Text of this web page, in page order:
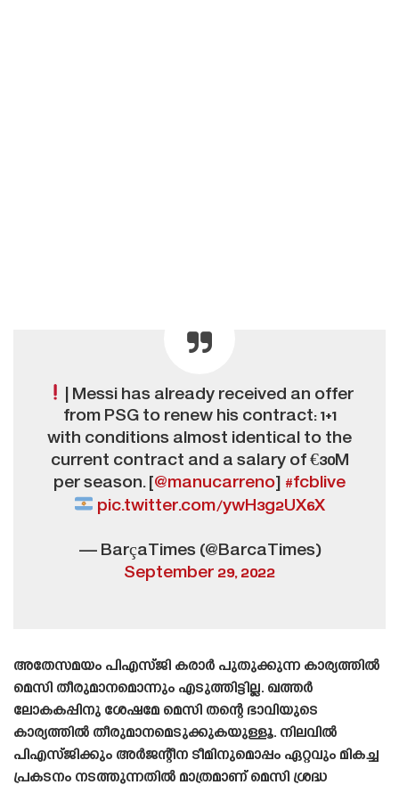
| Messi has already received an offer
from PSG to renew his contract: 1+1
with conditions almost identical to the
current contract and a salary of €30M
per season. [@manucarreno] #fcblive
pic.twitter.com/ywH3g2UX6X
— BarçaTimes (@BarcaTimes)
September 29, 2022
അതേസമയം പിഎസ്‌ജി കരാർ പുതുക്കുന്ന കാര്യത്തിൽ
മെസി തീരുമാനമൊന്നും എടുത്തിട്ടില്ല. ഖത്തർ
ലോകകപ്പിനു ശേഷമേ മെസി തന്റെ ഭാവിയുടെ
കാര്യത്തിൽ തീരുമാനമെടുക്കുകയുള്ളൂ. നിലവിൽ
പിഎസ്‌ജിക്കും അർജന്റീന ടീമിനുമൊപ്പം ഏറ്റവും മികച്ച
പ്രകടനം നടത്തുന്നതിൽ മാത്രമാണ് മെസി ശ്രദ്ധ